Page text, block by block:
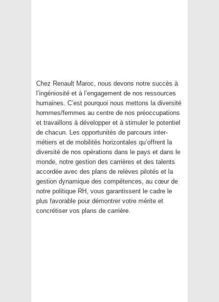
Chez Renault Maroc, nous devons notre succès à
l’ingéniosité et à l’engagement de nos ressources
humaines. C’est pourquoi nous mettons la diversité
hommes/femmes au centre de nos préoccupations
et travaillons à développer et à stimuler le potentiel
de chacun. Les opportunités de parcours inter-
métiers et de mobilités horizontales qu’offrent la
diversité de nos opérations dans le pays et dans le
monde, notre gestion des carrières et des talents
accordée avec des plans de relèves pilotés et la
gestion dynamique des compétences, au cœur de
notre politique RH, vous garantissent le cadre le
plus favorable pour démontrer votre mérite et
concrétiser vos plans de carrière.